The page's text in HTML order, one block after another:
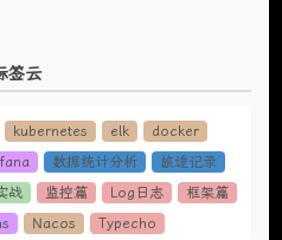
签云
kubernetes elk
docker
数据统计分析
旅途记录
战 监控篇 Log日志
框架篇
Nacos Typecho